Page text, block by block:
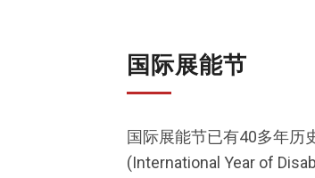
国际展能节
国际展能节已有40多年历
(International Year of